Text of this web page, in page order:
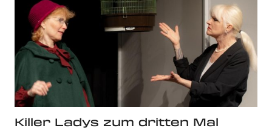
Killer Ladys zum dritten Mal